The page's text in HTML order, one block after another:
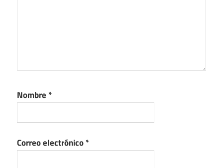
Nombre *
Correo electrónico*